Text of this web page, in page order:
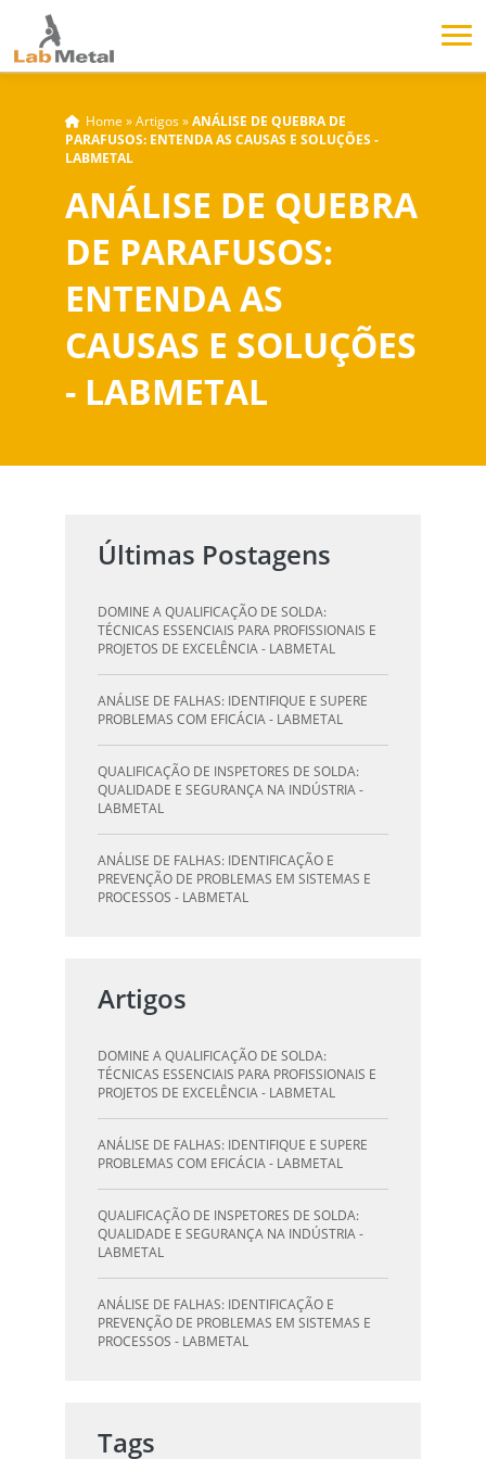
Home »Artigos»ANÁLISE DE QUEBRA DE
PARAFUSOS: ENTENDA AS CAUSAS E SOLUÇÕES -
LABMETAL
ANÁLISE DE QUEBRA
DE PARAFUSOS:
ENTENDA AS
CAUSAS E SOLUÇÕES
- LABMETAL
Últimas Postagens
DOMINE A QUALIFICAÇÃO DE SOLDA:
TÉCNICAS ESSENCIAIS PARA PROFISSIONAIS E
PROJETOS DE EXCELÊNCIA - LABMETAL
ANÁLISE DE FALHAS: IDENTIFIQUE E SUPERE
PROBLEMAS COM EFICÁCIA - LABMETAL
QUALIFICAÇÃO DE INSPETORES DE SOLDA:
QUALIDADE E SEGURANÇA NA INDÚSTRIA -
LABMETAL
ANÁLISE DE FALHAS: IDENTIFICAÇÃO E
PREVENÇÃO DE PROBLEMAS EM SISTEMAS E
PROCESSOS - LABMETAL
QUALIFICAÇÃO DE SOLDADORES: PILAR DO
LABMETAL
LABMETAL
PRODUTOS - LABMETAL
Artigos
DOMINE A QUALIFICAÇÃO DE SOLDA:
TÉCNICAS ESSENCIAIS PARA PROFISSIONAIS E
PROJETOS DE EXCELÊNCIA - LABMETAL
ANÁLISE DE FALHAS: IDENTIFIQUE E SUPERE
PROBLEMAS COM EFICÁCIA - LABMETAL
QUALIFICAÇÃO DE INSPETORES DE SOLDA:
QUALIDADE E SEGURANÇA NA INDÚSTRIA -
LABMETAL
ANÁLISE DE FALHAS: IDENTIFICAÇÃO E
PREVENÇÃO DE PROBLEMAS EM SISTEMAS E
PROCESSOS - LABMETAL
Tags